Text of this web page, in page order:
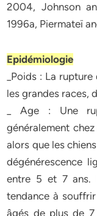
2004, Johnson
1996a, Piermateï
Epidémiologie
_Poids : La
les grandes races,
_ Age : Une
généralement
alors que les
dégénérescence
entre 5 et 7 ans.
tendance à souffrir
âgés de plus de